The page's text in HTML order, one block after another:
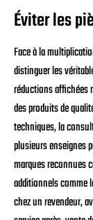
Éviter les
Face à la
distinguer les
réductions affichées
des produits de
techniques, la
plusieurs enseignes
marques reconnues
additionnels comme
chez un revendeur,